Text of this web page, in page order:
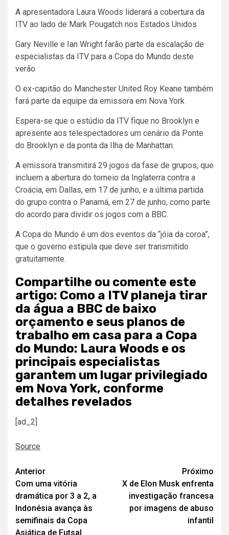
A apresentadora Laura Woods liderará a cobertura da
ITV ao lado de Mark Pougatch nos Estados Unidos
Gary Neville e Ian Wright farão parte da escalação de
especialistas da ITV para a Copa do Mundo deste
verão
O ex-capitão do Manchester United Roy Keane também
fará parte da equipe da emissora em Nova York
Espera-se que o estúdio da ITV fique no Brooklyn e
apresente aos telespectadores um cenário da Ponte
do Brooklyn e da ponta da Ilha de Manhattan.
A emissora transmitirá 29 jogos da fase de grupos, que
incluem a abertura do torneio da Inglaterra contra a
Croácia, em Dallas, em 17 de junho, e a última partida
do grupo contra o Panamá, em 27 de junho, como parte
do acordo para dividir os jogos com a BBC.
A Copa do Mundo é um dos eventos da “jóia da coroa”,
que o governo estipula que deve ser transmitido
gratuitamente.
Compartilhe ou comente este
artigo: Como a ITV planeja tirar
da água a BBC de baixo
orçamento e seus planos de
trabalho em casa para a Copa
do Mundo: Laura Woods e os
principais especialistas
garantem um lugar privilegiado
em Nova York, conforme
detalhes revelados
[ad_2]
Source
Navegação
de
artigos
Anterior
Com uma vitória
dramática por 3 a 2, a
Indonésia avança às
semifinais da Copa
Asiática de Futsal
Próximo
X de Elon Musk enfrenta
investigação francesa
por imagens de abuso
infantil